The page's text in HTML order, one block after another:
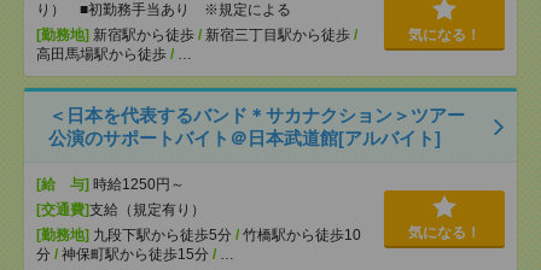
り） ■初勤務手当あり ※規定による
[勤務地] 新宿駅から徒歩 / 新宿三丁目駅から徒歩 /
高田馬場駅から徒歩 / …
気になる！
＜日本を代表するバンド＊サカナクション＞ツアー
公演のサポートバイト＠日本武道館[アルバイト]
[給 与] 時給1250円～
[交通費]支給（規定有り）
[勤務地] 九段下駅から徒歩5分 / 竹橋駅から徒歩10
分 / 神保町駅から徒歩15分 / …
気になる！